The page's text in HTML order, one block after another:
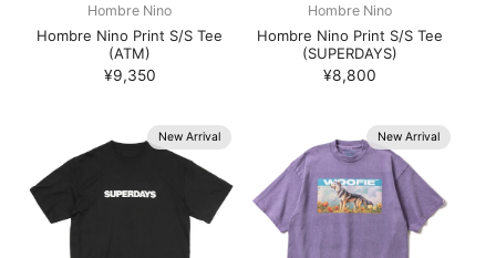
Hombre Nino
Hombre Nino Print S/S Tee
(ATM)
¥9,350
Hombre Nino
Hombre Nino Print S/S Tee
(SUPERDAYS)
¥8,800
New Arrival New Arrival